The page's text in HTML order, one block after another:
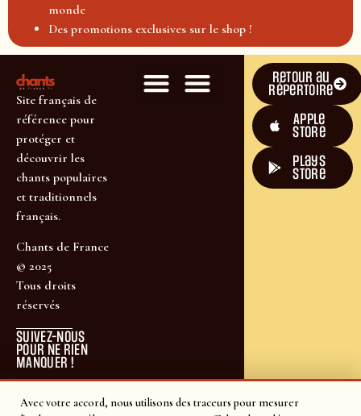
Avec votre accord, nous utilisons des traceurs pour mesurer
monde
Des promotions exclusives sur le shop !
Site français de
référence pour
protéger et
découvrir les
chants populaires
et traditionnels
français.
Chants de France
© 2025
Tous droits
réservés
SUIVEZ-NOUS
POUR NE RIEN
MANQUER !
Retour au
répertoire
Apple
Store
plays
store